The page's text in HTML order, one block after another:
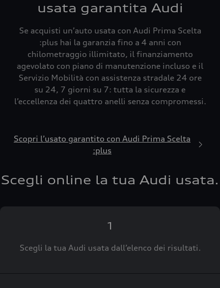
usata garantita Audi
Se acquisti un’auto usata con Audi Prima Scelta
:plus hai la garanzia fino a 4 anni con
chilometraggio illimitato, il finanziamento
agevolato con piano di manutenzione incluso e il
Servizio Mobilità con assistenza stradale 24 ore
su 24, 7 giorni su 7: tutta la sicurezza e
l’eccellenza dei quattro anelli senza compromessi.
Scopri l’usato garantito con Audi Prima Scelta
:plus
Scegli online la tua Audi usata.
1
Scegli la tua Audi usata dall’elenco dei risultati.